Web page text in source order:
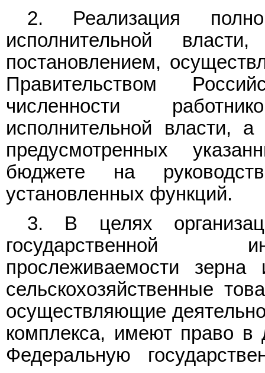
2. Реализация
исполнительной
постановлением,
Правительством
численности
исполнительной власти,
предусмотренных
бюджете на
установленных функций.
3. В целях
государственной
прослеживаемости зерна
сельскохозяйственные
осуществляющие
комплекса, имеют право в
Федеральную